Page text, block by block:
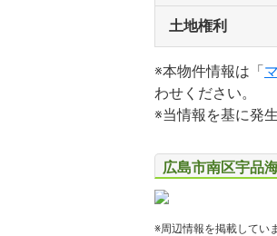
土地権利
※本物件情報は「
わせください。
※当情報を基に発
広島市南区宇品
※周辺情報を掲載してい